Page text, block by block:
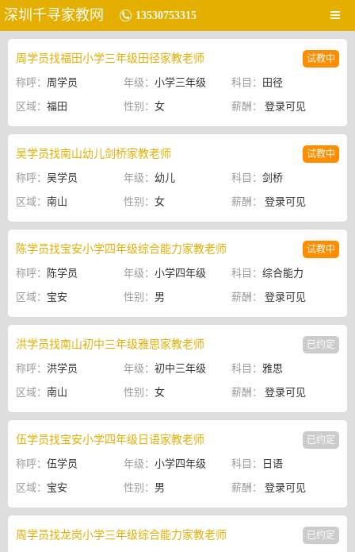
深圳千寻家教网 13530753315
周学员找福田小学三年级田径家教老师 试教中
称呼： 周学员 年级： 小学三年级 科目：
田径
区域： 福田 性别： 女 薪酬： 登录可见
吴学员找南山幼儿剑桥家教老师 试教中
称呼： 吴学员 年级： 幼儿 科目： 剑桥
区域： 南山 性别： 女 薪酬： 登录可见
陈学员找宝安小学四年级综合能力家教老师 试教中
称呼： 陈学员 年级： 小学四年级 科目： 综合能力
区域： 宝安 性别： 男 薪酬： 登录可见
洪学员找南山初中三年级雅思家教老师 已约定
称呼： 洪学员 年级： 初中三年级 科目： 雅思
区域： 南山 性别： 女 薪酬： 登录可见
伍学员找宝安小学四年级日语家教老师 已约定
称呼： 伍学员 年级： 小学四年级 科目：
日语
区域： 宝安 性别： 男 薪酬： 登录可见
周学员找龙岗小学三年级综合能力家教老师 已约定